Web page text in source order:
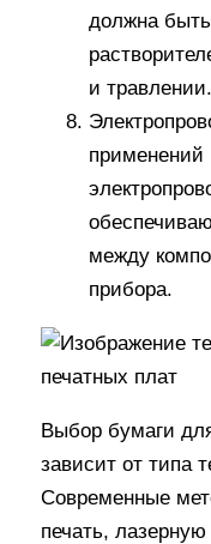
должна
и травлении.
применений
между
прибора.
Выбор бумаги
зависит от типа
Современные
печать,